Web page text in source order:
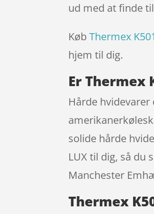
ud med at finde
KøbThermex
hjem til dig.
Er Thermex
Hårde
solide hårde
LUX til dig, så du
Manchester
Thermex